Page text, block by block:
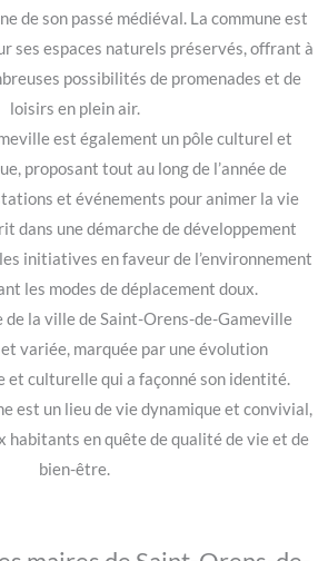
de son passé médiéval. La commune est
ses espaces naturels préservés, offrant à
possibilités de promenades et de
loisirs en plein air.
est également un pôle culturel et
proposant tout au long de l’année de
et événements pour animer la vie
dans une démarche de développement
initiatives en faveur de l’environnement
les modes de déplacement doux.
de la ville de Saint-Orens-de-Gameville
variée, marquée par une évolution
et culturelle qui a façonné son identité.
est un lieu de vie dynamique et convivial,
habitants en quête de qualité de vie et de
bien-être.